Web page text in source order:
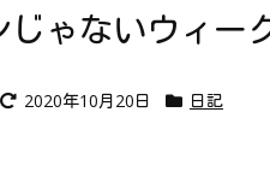
じゃないウィー
2020年10月20日 日記